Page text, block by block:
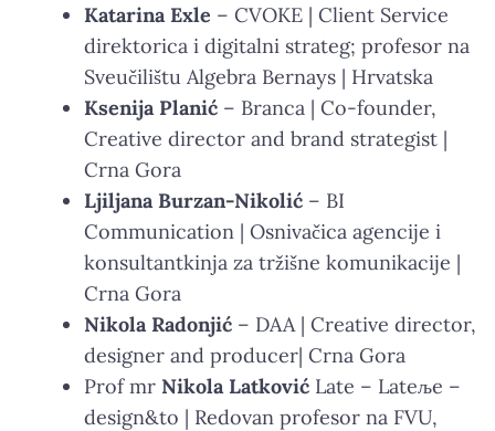
Katarina Exle – CVOKE | Client Service
direktorica i digitalni strateg; profesor na
Sveučilištu Algebra Bernays | Hrvatska
Ksenija Planić – Branca | Co-founder,
Creative director and brand strategist |
Crna Gora
Ljiljana Burzan-Nikolić – BI
Communication | Osnivačica agencije i
konsultantkinja za tržišne komunikacije |
Crna Gora
Nikola Radonjić – DAA | Creative director,
designer and producer| Crna Gora
Prof mr Nikola Latković Late – Lateљe –
design&to | Redovan profesor na FVU,